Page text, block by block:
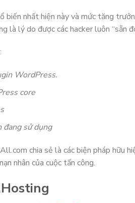
biến nhất hiện này và mức tăng
là lý do được các hacker luôn “sẵn
WordPress.
core
đang sử dụng
chia sẻ là các biện pháp hữu
nhân của cuộc tấn công.
Hosting